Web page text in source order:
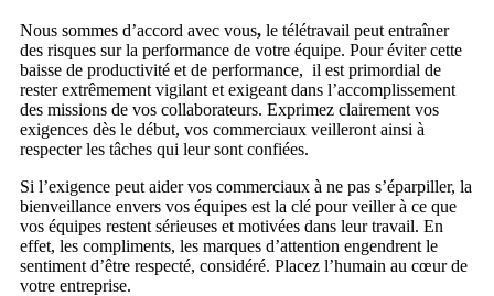
Nous sommes d’accord avec vous, le télétravail peut entraîner
des risques sur la performance de votre équipe. Pour éviter cette
baisse de productivité et de performance, il est primordial de
rester extrêmement vigilant et exigeant dans l’accomplissement
des missions de vos collaborateurs. Exprimez clairement vos
exigences dès le début, vos commerciaux veilleront ainsi à
respecter les tâches qui leur sont confiées.
Si l’exigence peut aider vos commerciaux à ne pas s’éparpiller, la
bienveillance envers vos équipes est la clé pour veiller à ce que
vos équipes restent sérieuses et motivées dans leur travail. En
effet, les compliments, les marques d’attention engendrent le
sentiment d’être respecté, considéré. Placez l’humain au cœur de
votre entreprise.